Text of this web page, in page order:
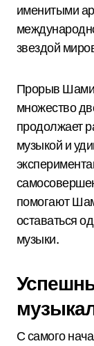
именитыми
звездой
Прорыв Шами
множество
продолжает
музыкой и
помогают
оставаться
музыки.
С самого